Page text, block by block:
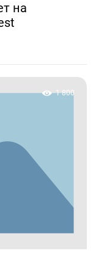
на
1 800